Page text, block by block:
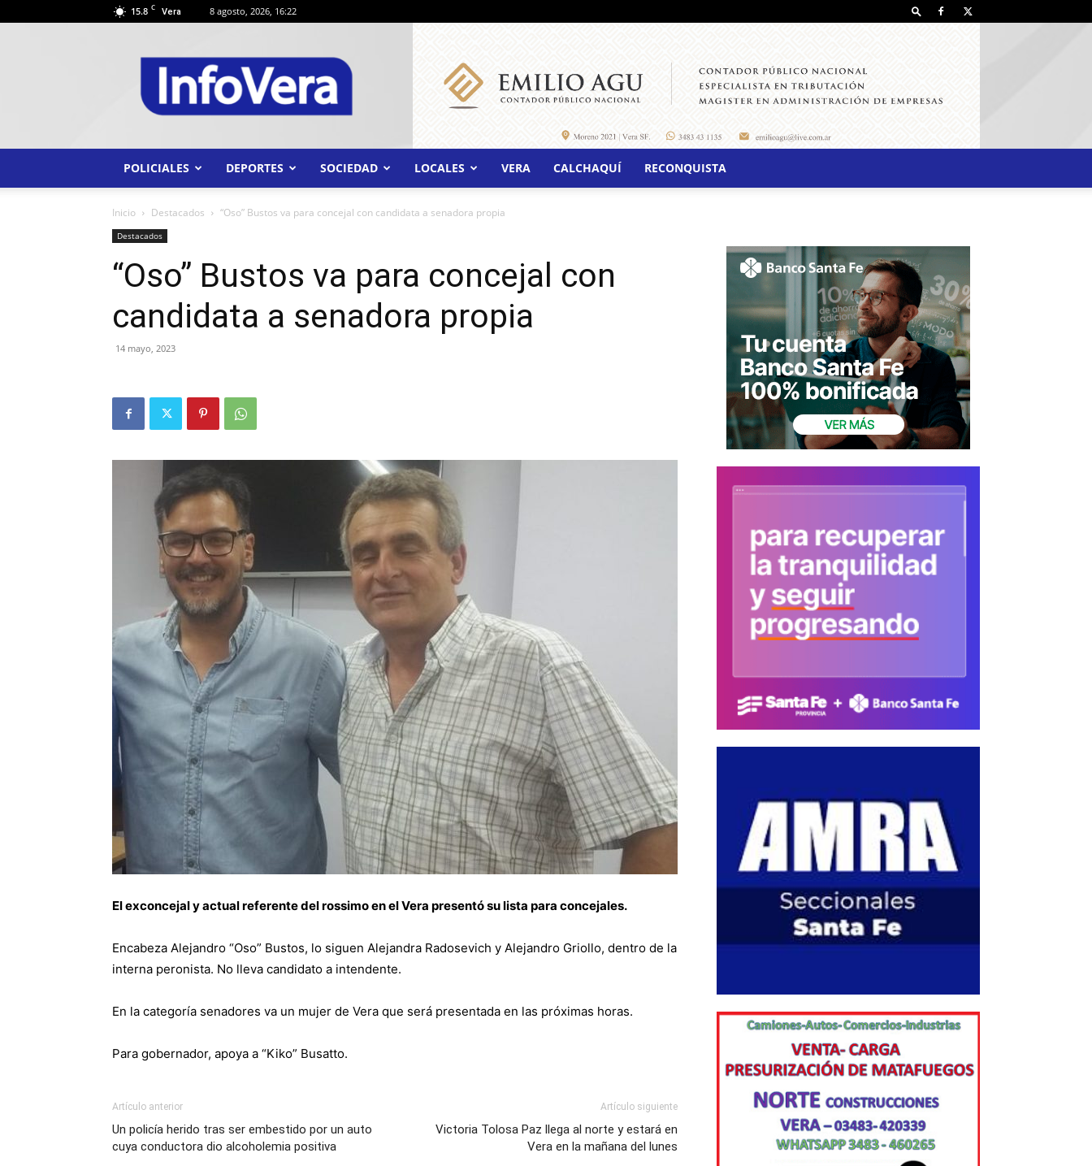
15.8 C Vera 8 agosto, 2026, 16:22
INFO
VERA
POLICIALES DEPORTES SOCIEDAD LOCALES VERA CALCHAQUÍ RECONQUISTA
Inicio Destacados “Oso” Bustos va para concejal con candidata a senadora propia
Destacados
“Oso” Bustos va para concejal con
candidata a senadora propia
14 mayo, 2023
El exconcejal y actual referente del rossimo en el Vera presentó su lista para concejales.
Encabeza Alejandro “Oso” Bustos, lo siguen Alejandra Radosevich y Alejandro Griollo, dentro de la
interna peronista. No lleva candidato a intendente.
En la categoría senadores va un mujer de Vera que será presentada en las próximas horas.
Para gobernador, apoya a “Kiko” Busatto.
Artículo anterior
Un policía herido tras ser embestido por un auto
cuya conductora dio alcoholemia positiva
Artículo siguiente
Victoria Tolosa Paz llega al norte y estará en
Vera en la mañana del lunes